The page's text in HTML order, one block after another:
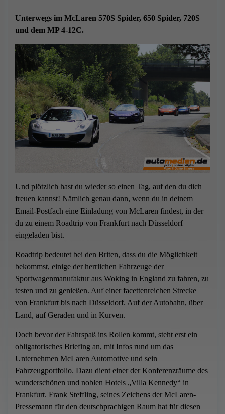
Unterwegs im McLaren 570S Spider, 650 Spider, 720S
und dem MP 4-12C.
Und plötzlich hast du wieder so einen Tag, auf den du dich
freuen kannst! Nämlich genau dann, wenn du in deinem
Email-Postfach eine Einladung von McLaren findest, in der
du zu einem Roadtrip von Frankfurt nach Düsseldorf
eingeladen bist.
Roadtrip bedeutet bei den Briten, dass du die Möglichkeit
bekommst, einige der herrlichen Fahrzeuge der
Sportwagenmanufaktur aus Woking in England zu fahren, zu
testen und zu genießen. Auf einer facettenreichen Strecke
von Frankfurt bis nach Düsseldorf. Auf der Autobahn, über
Land, auf Geraden und in Kurven.
Doch bevor der Fahrspaß ins Rollen kommt, steht erst ein
obligatorisches Briefing an, mit Infos rund um das
Unternehmen McLaren Automotive und sein
Fahrzeugportfolio. Dazu dient einer der Konferenzräume des
wunderschönen und noblen Hotels „Villa Kennedy“ in
Frankfurt. Frank Steffling, seines Zeichens der McLaren-
Pressemann für den deutschprachigen Raum hat für diesen